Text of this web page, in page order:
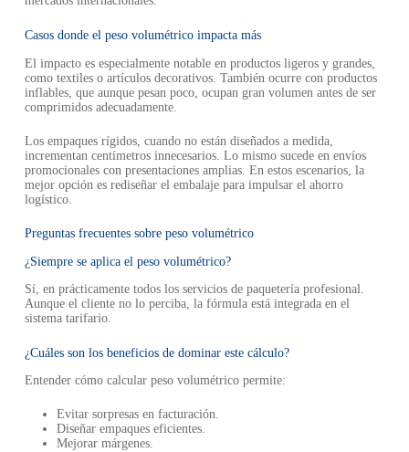
Casos donde el peso volumétrico impacta más
El impacto es especialmente notable en productos ligeros y grandes,
como textiles o artículos decorativos. También ocurre con productos
inflables, que aunque pesan poco, ocupan gran volumen antes de ser
comprimidos adecuadamente.
Los empaques rígidos, cuando no están diseñados a medida,
incrementan centímetros innecesarios. Lo mismo sucede en envíos
promocionales con presentaciones amplias. En estos escenarios, la
mejor opción es rediseñar el embalaje para impulsar el ahorro
logístico.
Preguntas frecuentes sobre peso volumétrico
¿Siempre se aplica el peso volumétrico?
Sí, en prácticamente todos los servicios de paquetería profesional.
Aunque el cliente no lo perciba, la fórmula está integrada en el
sistema tarifario.
¿Cuáles son los beneficios de dominar este cálculo?
Entender cómo calcular peso volumétrico permite:
Evitar sorpresas en facturación.
Diseñar empaques eficientes.
Mejorar márgenes.